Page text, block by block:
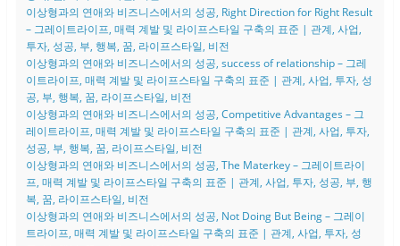
이상형과의 연애와 비즈니스에서의 성공, Right Direction for Right Result
– 그레이트라이프, 매력 계발 및 라이프스타일 구축의 표준 | 관계, 사업,
투자, 성공, 부, 행복, 꿈, 라이프스타일, 비전
이상형과의 연애와 비즈니스에서의 성공, success of relationship – 그레
이트라이프, 매력 계발 및 라이프스타일 구축의 표준 | 관계, 사업, 투자, 성
공, 부, 행복, 꿈, 라이프스타일, 비전
이상형과의 연애와 비즈니스에서의 성공, Competitive Advantages – 그
레이트라이프, 매력 계발 및 라이프스타일 구축의 표준 | 관계, 사업, 투자,
성공, 부, 행복, 꿈, 라이프스타일, 비전
이상형과의 연애와 비즈니스에서의 성공, The Materkey – 그레이트라이
프, 매력 계발 및 라이프스타일 구축의 표준 | 관계, 사업, 투자, 성공, 부, 행
복, 꿈, 라이프스타일, 비전
이상형과의 연애와 비즈니스에서의 성공, Not Doing But Being – 그레이
트라이프, 매력 계발 및 라이프스타일 구축의 표준 | 관계, 사업, 투자, 성